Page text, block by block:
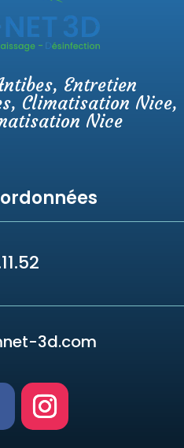
, Entretien
, Climatisation Nice,
Nice
3d.com